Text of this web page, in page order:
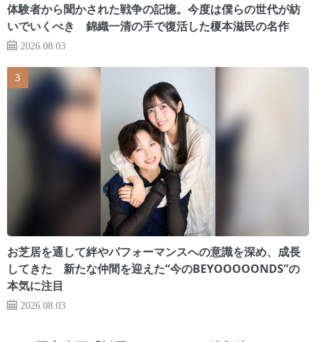
体験者から聞かされた戦争の記憶。今度は僕らの世代が紡
いでいくべき 錦織一清の手で復活した榎本滋民の名作
2026.08.03
お芝居を通して絆やパフォーマンスへの意識を深め、成長
してきた 新たな仲間を迎えた“今のBEYOOOOONDS”の
本気に注目
2026.08.03